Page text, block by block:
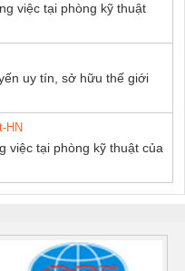
việc tại phòng kỹ thuật
uy tín, sở hữu thế giới
HN
việc tại phòng kỹ thuật của